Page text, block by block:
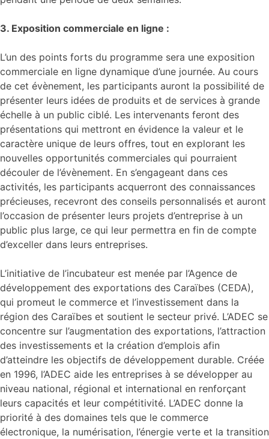
3. Exposition commerciale en ligne :
L’un des points forts du programme sera une exposition
commerciale en ligne dynamique d’une journée. Au cours
de cet évènement, les participants auront la possibilité de
présenter leurs idées de produits et de services à grande
échelle à un public ciblé. Les intervenants feront des
présentations qui mettront en évidence la valeur et le
caractère unique de leurs offres, tout en explorant les
nouvelles opportunités commerciales qui pourraient
découler de l’évènement. En s’engageant dans ces
activités, les participants acquerront des connaissances
précieuses, recevront des conseils personnalisés et auront
l’occasion de présenter leurs projets d’entreprise à un
public plus large, ce qui leur permettra en fin de compte
d’exceller dans leurs entreprises.
L’initiative de l’incubateur est menée par l’Agence de
développement des exportations des Caraïbes (CEDA),
qui promeut le commerce et l’investissement dans la
région des Caraïbes et soutient le secteur privé. L’ADEC se
concentre sur l’augmentation des exportations, l’attraction
des investissements et la création d’emplois afin
d’atteindre les objectifs de développement durable. Créée
en 1996, l’ADEC aide les entreprises à se développer au
niveau national, régional et international en renforçant
leurs capacités et leur compétitivité. L’ADEC donne la
priorité à des domaines tels que le commerce
électronique, la numérisation, l’énergie verte et la transition